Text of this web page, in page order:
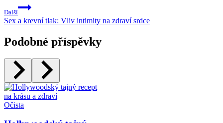
Další
Sex a krevní tlak: Vliv intimity na zdraví srdce
Podobné příspěvky
Očista